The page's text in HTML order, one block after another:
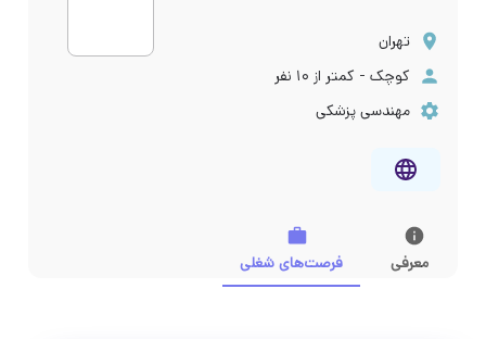
تهران
کوچک - کمتر از ۱۰ نفر
مهندسی پزشکی
معرفی فرصت‌های شغلی